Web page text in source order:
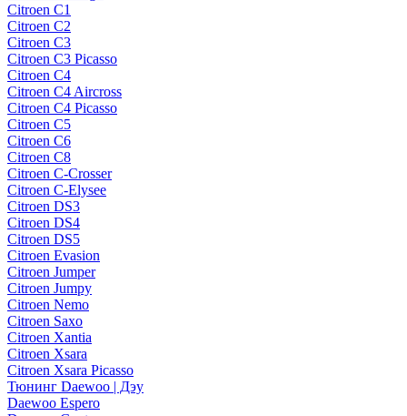
Citroen C1
Citroen C2
Citroen C3
Citroen C3 Picasso
Citroen C4
Citroen C4 Aircross
Citroen C4 Picasso
Citroen C5
Citroen C6
Citroen C8
Citroen C-Crosser
Citroen C-Elysee
Citroen DS3
Citroen DS4
Citroen DS5
Citroen Evasion
Citroen Jumper
Citroen Jumpy
Citroen Nemo
Citroen Saxo
Citroen Xantia
Citroen Xsara
Citroen Xsara Picasso
Тюнинг Daewoo | Дэу
Daewoo Espero